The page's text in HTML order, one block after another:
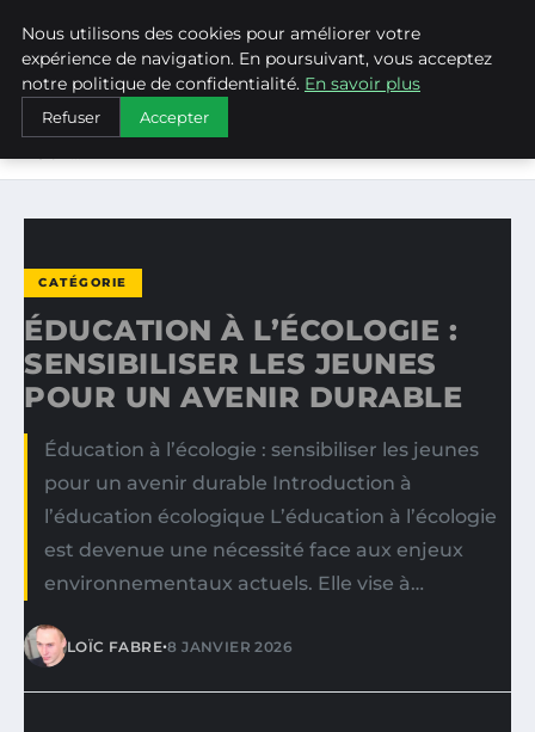
WEARECLIMATECONTROL
ACCUEIL
CATÉGORIE
ÉDUCATION À L’ÉCOLOGIE : SENSIBILISER LES JEUNES
CATÉGORIE
ÉDUCATION À L’ÉCOLOGIE :
SENSIBILISER LES JEUNES
POUR UN AVENIR DURABLE
Éducation à l’écologie : sensibiliser les jeunes
pour un avenir durable Introduction à
l’éducation écologique L’éducation à l’écologie
est devenue une nécessité face aux enjeux
environnementaux actuels. Elle vise à…
LOÏC FABRE•8 JANVIER 2026
Nous utilisons des cookies pour améliorer votre
expérience de navigation. En poursuivant, vous acceptez
notre politique de confidentialité. En savoir plus
Refuser Accepter